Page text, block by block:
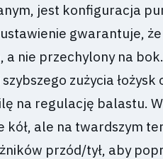
jest konfiguracja
gwarantuje,
nie przechylony na
zużycia łożysk
na regulację balastu.
ale na twardszym
przód/tył, aby